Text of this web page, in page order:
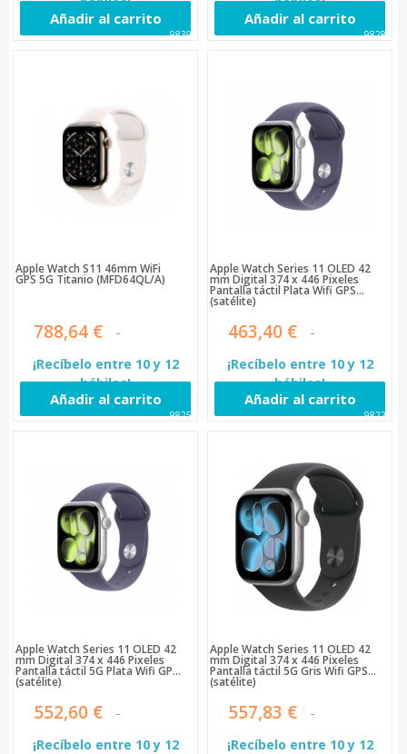
Añadir al carrito
98392
Añadir al carrito
98288
Apple Watch S11 46mm WiFi
GPS 5G Titanio (MFD64QL/A)
788,64 €
¡Recíbelo entre 10 y 12
hábiles!
Añadir al carrito
98258
Apple Watch Series 11 OLED 42
mm Digital 374 x 446 Pixeles
Pantalla táctil Plata Wifi GPS
(satélite)
463,40 €
¡Recíbelo entre 10 y 12
hábiles!
Añadir al carrito
98221
Apple Watch Series 11 OLED 42
mm Digital 374 x 446 Pixeles
Pantalla táctil 5G Plata Wifi GPS
(satélite)
552,60 €
¡Recíbelo entre 10 y 12
Apple Watch Series 11 OLED 42
mm Digital 374 x 446 Pixeles
Pantalla táctil 5G Gris Wifi GPS
(satélite)
557,83 €
¡Recíbelo entre 10 y 12